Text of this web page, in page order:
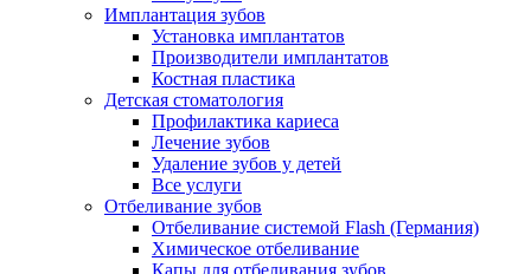
Имплантация зубов
Установка имплантатов
Производители имплантатов
Костная пластика
Детская стоматология
Профилактика кариеса
Лечение зубов
Удаление зубов у детей
Все услуги
Отбеливание зубов
Отбеливание системой Flash (Германия)
Химическое отбеливание
Капы для отбеливания зубов